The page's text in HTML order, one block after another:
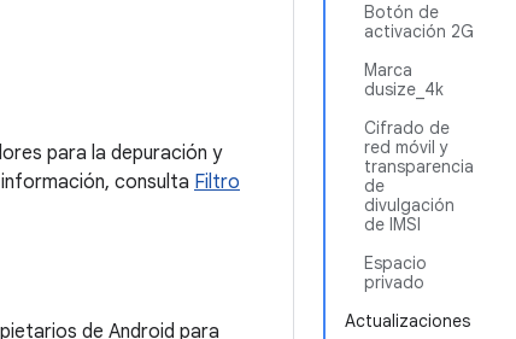
Botón de
activación 2G
Marca
dusize_4k
Cifrado de
red móvil y
transparencia
de
divulgación
de IMSI
Espacio
privado
Actualizaciones
para la depuración y
consulta Filtro
de Android para